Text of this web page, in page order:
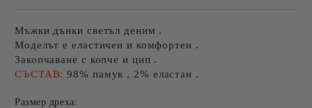
Мъжки дънки светъл деним .
Моделът е еластичен и комфортен .
Закопчаване с копче и цип .
СЪСТАВ:98% памук , 2% еластан .
Размер дреха: